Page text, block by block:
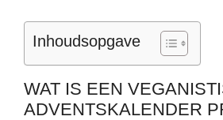
Inhoudsopgave
WAT IS EEN
ADVENTSKALENDER